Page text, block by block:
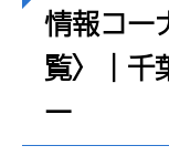
情報コー
覧〉｜千
ー